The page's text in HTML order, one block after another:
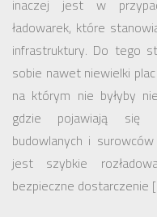
inaczej jest w
ładowarek, które
infrastruktury. Do tego
sobie nawet niewielki
na którym nie byłyby
gdzie pojawiają się
budowlanych i
jest szybkie
bezpieczne dostarczenie